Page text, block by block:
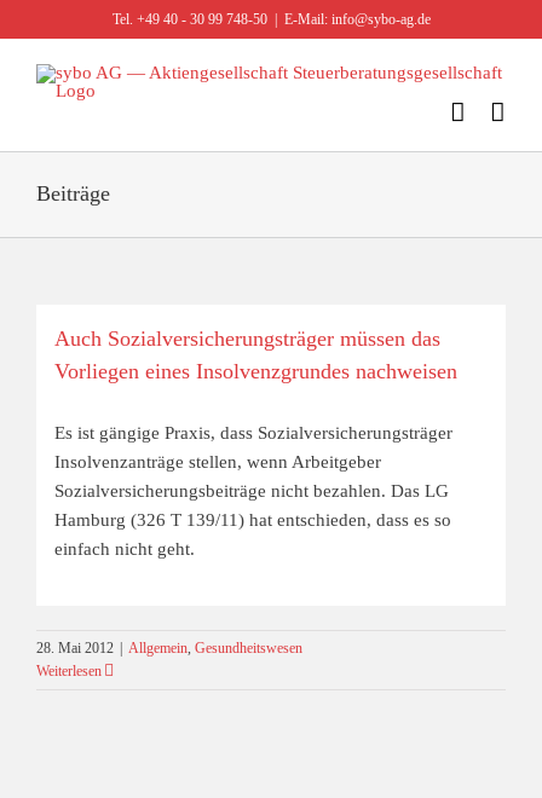
Inhalt
springen
Tel. +49 40 - 30 99 748-50 E-Mail: info@sybo-ag.de
Beiträge
Auch Sozialversicherungsträger müssen das
Vorliegen eines Insolvenzgrundes nachweisen
Es ist gängige Praxis, dass Sozialversicherungsträger
Insolvenzanträge stellen, wenn Arbeitgeber
Sozialversicherungsbeiträge nicht bezahlen. Das LG
Hamburg (326 T 139/11) hat entschieden, dass es so
einfach nicht geht.
28. Mai 2012 Allgemein, Gesundheitswesen
Weiterlesen